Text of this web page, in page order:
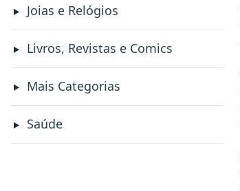
Joias e Relógios
Livros, Revistas e Comics
Mais Categorias
Saúde